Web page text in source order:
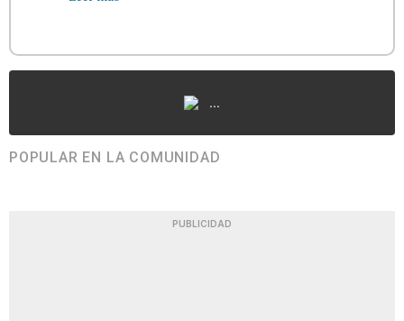
...
POPULAR EN LA COMUNIDAD
PUBLICIDAD